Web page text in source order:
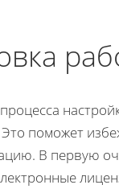
поможет
В первую